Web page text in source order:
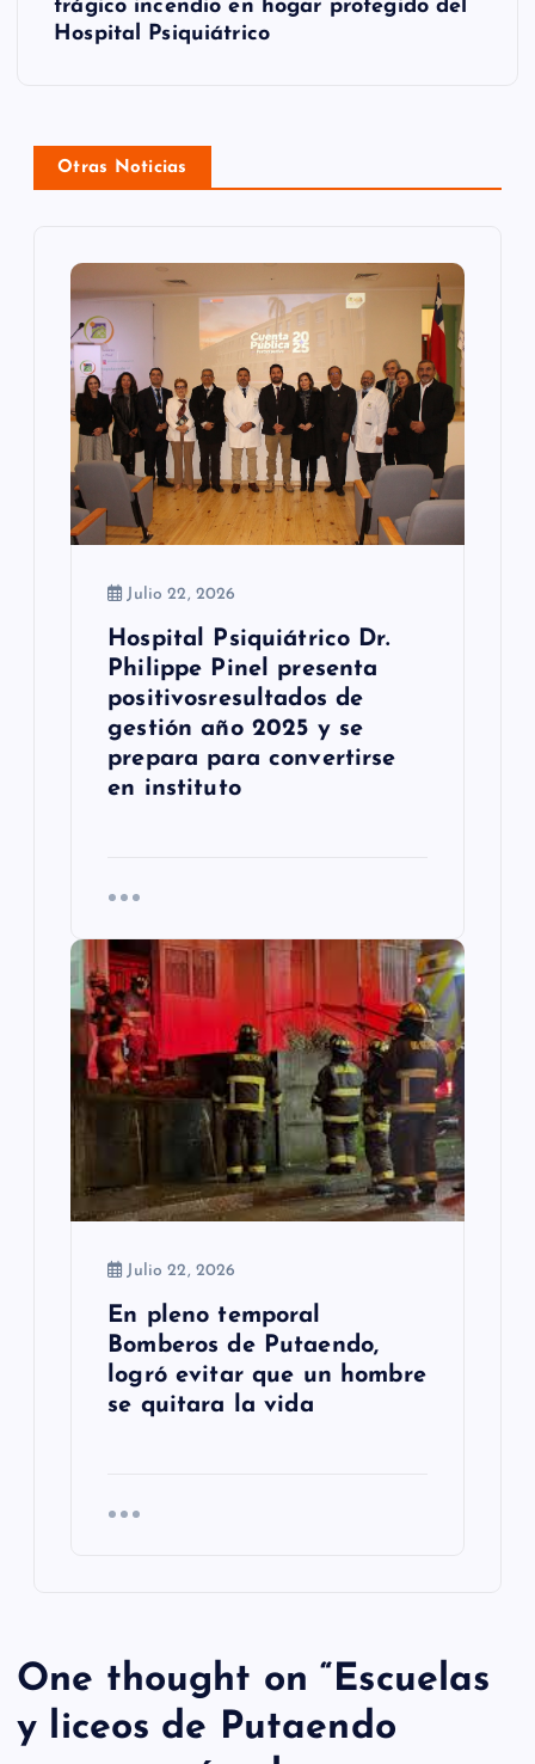
trágico incendio en hogar protegido del
Hospital Psiquiátrico
Otras Noticias
Julio 22, 2026
Hospital Psiquiátrico Dr.
Philippe Pinel presenta
positivosresultados de
gestión año 2025 y se
prepara para convertirse
en instituto
Julio 22, 2026
En pleno temporal
Bomberos de Putaendo,
logró evitar que un hombre
se quitara la vida
One thought on “Escuelas
y liceos de Putaendo